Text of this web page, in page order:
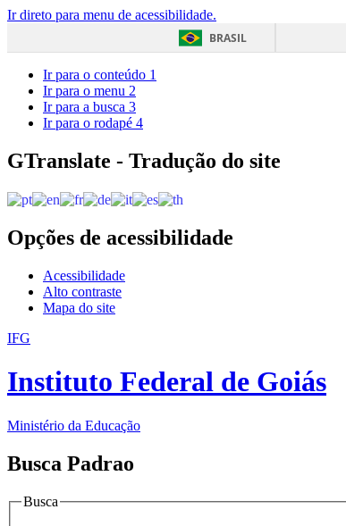
Ir direto para menu de acessibilidade.
BRASIL
Ir para o conteúdo 1
Ir para o menu 2
Ir para a busca 3
Ir para o rodapé 4
GTranslate - Tradução do site
Opções de acessibilidade
Acessibilidade
Alto contraste
Mapa do site
IFG
Instituto Federal de Goiás
Ministério da Educação
Busca Padrao
Busca